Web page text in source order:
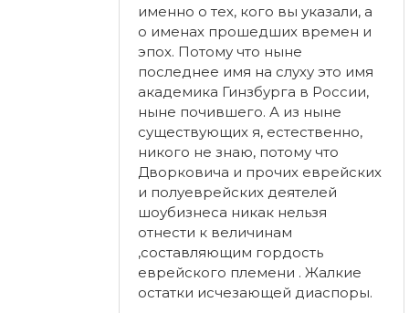
именно о тех, кого вы указали, а
о именах прошедших времен и
эпох. Потому что ныне
последнее имя на слуху это имя
академика Гинзбурга в России,
ныне почившего. А из ныне
существующих я, естественно,
никого не знаю, потому что
Дворковича и прочих еврейских
и полуеврейских деятелей
шоубизнеса никак нельзя
отнести к величинам
,составляющим гордость
еврейского племени . Жалкие
остатки исчезающей диаспоры.